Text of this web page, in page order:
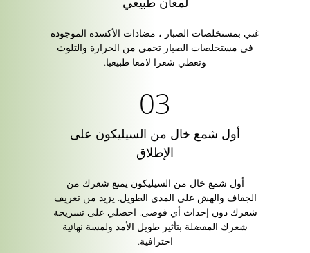
غني بمستخلصات الصبار ، مضادات الأكسدة الموجودة
في مستخلصات الصبار تحمي من الحرارة والتلوث
وتعطي شعرا لامعا طبيعيا.
أول شمع خال من السيليكون على
الإطلاق
أول شمع خال من السيليكون يمنع شعرك من
الجفاف والهش على المدى الطويل. يزيد من تعريف
شعرك دون إحداث أي فوضى. احصلي على تسريحة
شعرك المفضلة بتأثير طويل الأمد ولمسة نهائية
احترافية.